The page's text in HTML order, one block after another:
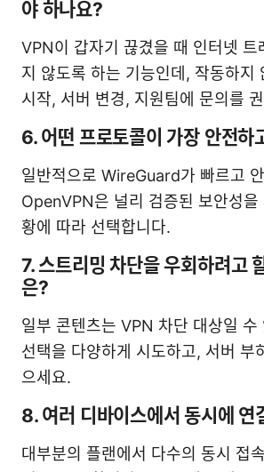
야 하나요?
VPN이 갑자기 끊겼을 때 인터넷 트
지 않도록 하는 기능인데, 작동하지
시작, 서버 변경, 지원팀에 문의를
6. 어떤 프로토콜이 가장 안전하
일반적으로 WireGuard가 빠르고
OpenVPN은 널리 검증된 보안성을
황에 따라 선택합니다.
7. 스트리밍 차단을 우회하려고
은?
일부 콘텐츠는 VPN 차단 대상일 수
선택을 다양하게 시도하고, 서버 부
으세요.
8. 여러 디바이스에서 동시에 연
대부분의 플랜에서 다수의 동시 접